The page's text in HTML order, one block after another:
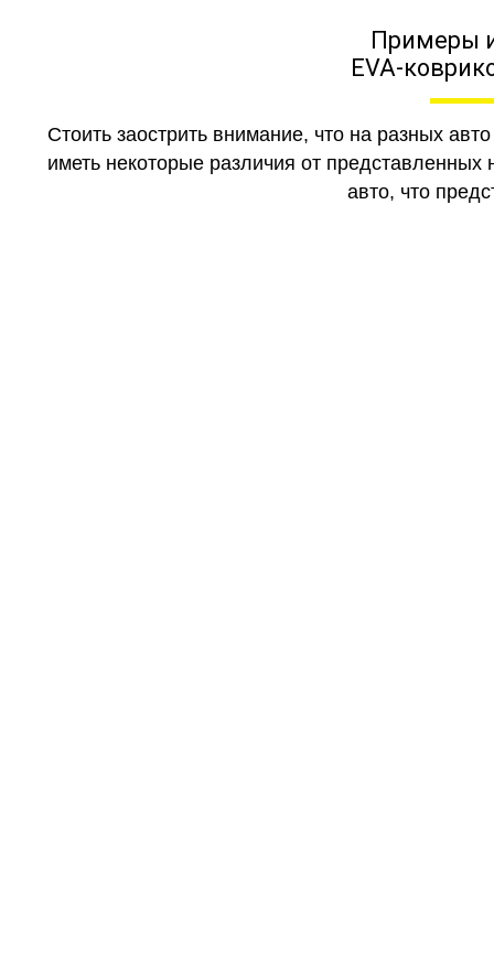
Примеры
EVA-
Стоить заострить внимание, что на разных
иметь некоторые различия от
авто, что